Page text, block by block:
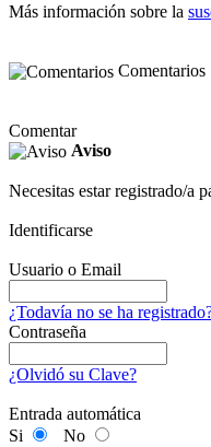
Más información sobre la
Comentarios
Comentar
Aviso
Necesitas estar registrado/a
Identificarse
Usuario o Email
¿Todavía no se ha
Contraseña
¿Olvidó su Clave?
Entrada automática
Si
No